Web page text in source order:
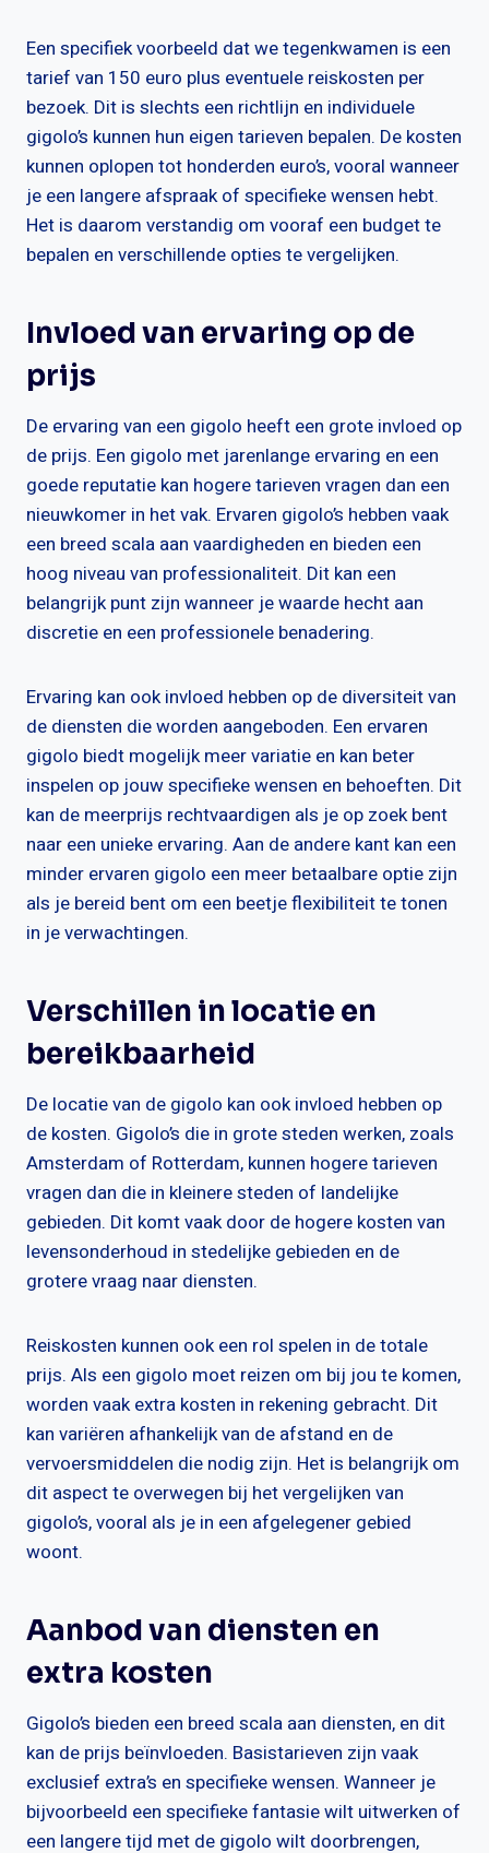
Een specifiek voorbeeld dat we tegenkwamen is een
tarief van 150 euro plus eventuele reiskosten per
bezoek. Dit is slechts een richtlijn en individuele
gigolo’s kunnen hun eigen tarieven bepalen. De kosten
kunnen oplopen tot honderden euro’s, vooral wanneer
je een langere afspraak of specifieke wensen hebt.
Het is daarom verstandig om vooraf een budget te
bepalen en verschillende opties te vergelijken.
Invloed van ervaring op de
prijs
De ervaring van een gigolo heeft een grote invloed op
de prijs. Een gigolo met jarenlange ervaring en een
goede reputatie kan hogere tarieven vragen dan een
nieuwkomer in het vak. Ervaren gigolo’s hebben vaak
een breed scala aan vaardigheden en bieden een
hoog niveau van professionaliteit. Dit kan een
belangrijk punt zijn wanneer je waarde hecht aan
discretie en een professionele benadering.
Ervaring kan ook invloed hebben op de diversiteit van
de diensten die worden aangeboden. Een ervaren
gigolo biedt mogelijk meer variatie en kan beter
inspelen op jouw specifieke wensen en behoeften. Dit
kan de meerprijs rechtvaardigen als je op zoek bent
naar een unieke ervaring. Aan de andere kant kan een
minder ervaren gigolo een meer betaalbare optie zijn
als je bereid bent om een beetje flexibiliteit te tonen
in je verwachtingen.
Verschillen in locatie en
bereikbaarheid
De locatie van de gigolo kan ook invloed hebben op
de kosten. Gigolo’s die in grote steden werken, zoals
Amsterdam of Rotterdam, kunnen hogere tarieven
vragen dan die in kleinere steden of landelijke
gebieden. Dit komt vaak door de hogere kosten van
levensonderhoud in stedelijke gebieden en de
grotere vraag naar diensten.
Reiskosten kunnen ook een rol spelen in de totale
prijs. Als een gigolo moet reizen om bij jou te komen,
worden vaak extra kosten in rekening gebracht. Dit
kan variëren afhankelijk van de afstand en de
vervoersmiddelen die nodig zijn. Het is belangrijk om
dit aspect te overwegen bij het vergelijken van
gigolo’s, vooral als je in een afgelegener gebied
woont.
Aanbod van diensten en
extra kosten
Gigolo’s bieden een breed scala aan diensten, en dit
kan de prijs beïnvloeden. Basistarieven zijn vaak
exclusief extra’s en specifieke wensen. Wanneer je
bijvoorbeeld een specifieke fantasie wilt uitwerken of
een langere tijd met de gigolo wilt doorbrengen,